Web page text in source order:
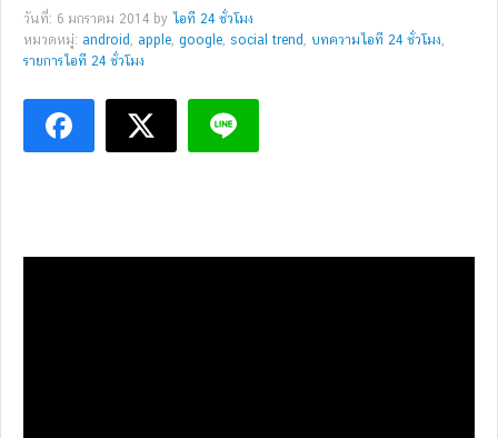
วันที่: 6 มกราคม 2014 by ไอที 24 ชั่วโมง
หมวดหมู่: android , apple, google, social trend , บทความไอที 24 ชั่วโมง,
รายการไอที 24 ชั่วโมง